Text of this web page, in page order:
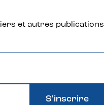
et autres publications
S'inscrire